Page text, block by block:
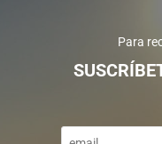
Para